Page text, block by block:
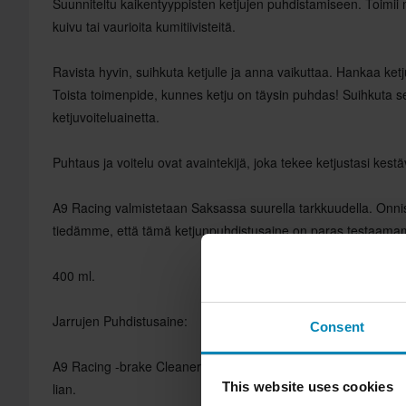
Consent
This website uses cookies
kuivu tai vaurioita kumitiivisteitä.
Ravista hyvin, suihkuta ketjulle ja anna vaikuttaa. Hankaa
Toista toimenpide, kunnes ketju on täysin puhdas! Suihkuta
ketjuvoiteluainetta.
Puhtaus ja voitelu ovat avaintekijä, joka tekee ketjustasi
A9 Racing valmistetaan Saksassa suurella tarkkuudella.
tiedämme, että tämä ketjunpuhdistusaine on paras
400 ml.
Jarrujen Puhdistusaine:
A9 Racing -brake Cleaner on tehokas puhdistussuihke, joka
lian.